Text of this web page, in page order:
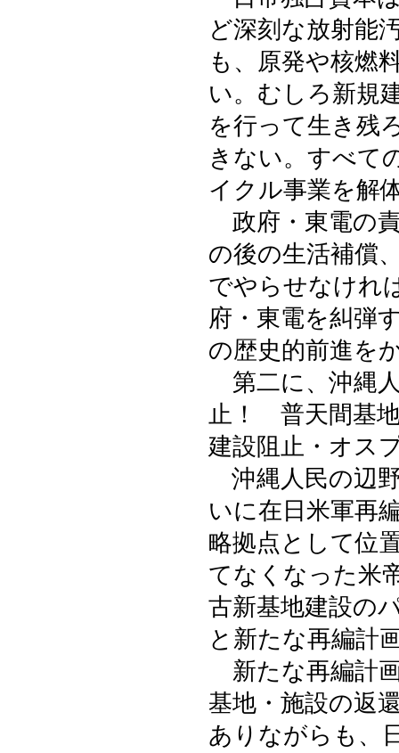
ど深刻な放射能
も、原発や核燃
い。むしろ新規
を行って生き残
きない。すべて
イクル事業を解
政府・東電の
の後の生活補償
でやらせなけれ
府・東電を糾弾
の歴史的前進を
第二に、沖縄
止！ 普天間基
建設阻止・オス
沖縄人民の辺
いに在日米軍再
略拠点として位
てなくなった米
古新基地建設の
と新たな再編計
新たな再編計
基地・施設の返
ありながらも、